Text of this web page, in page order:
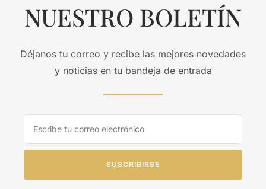
NUESTRO BOLETÍN
Déjanos tu correo y recibe las mejores novedades
y noticias en tu bandeja de entrada
SUSCRIBIRSE